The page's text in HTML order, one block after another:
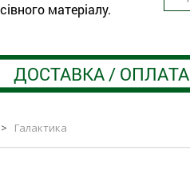
матеріалу.
ДОСТАВКА / ОПЛАТА
> Галактика